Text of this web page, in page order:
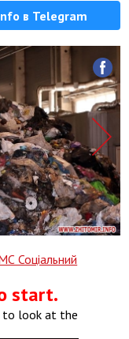
в Telegram
Соціальний
start.
to look at the